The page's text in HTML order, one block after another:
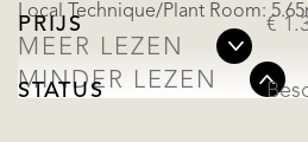
Local Technique/Plant Room:
MEER LEZEN
MINDER LEZEN
PRIJS €
STATUS